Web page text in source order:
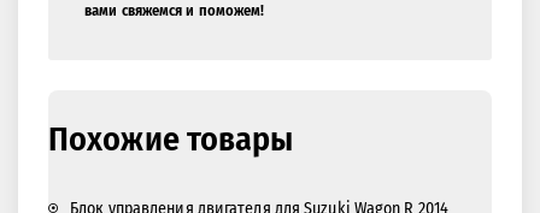
вами свяжемся и поможем!
Похожие товары